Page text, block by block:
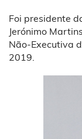
Foi presidente
Jerónimo
Não-Executiva
2019.